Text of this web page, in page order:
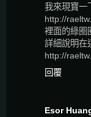
我來現寶一
http://
裡面的綠圈
詳細說明在
http://
回覆
Esor